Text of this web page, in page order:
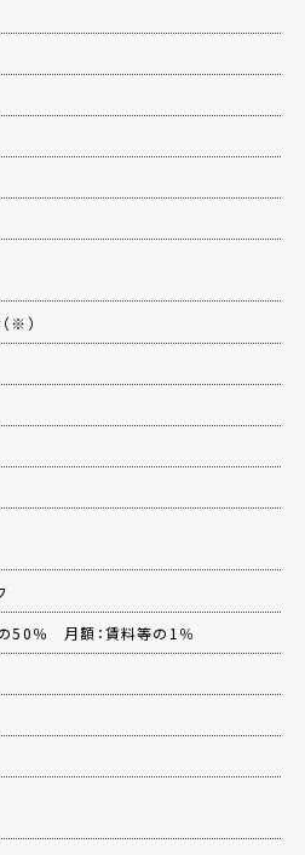
※）
50％ 月額：賃料等の1％